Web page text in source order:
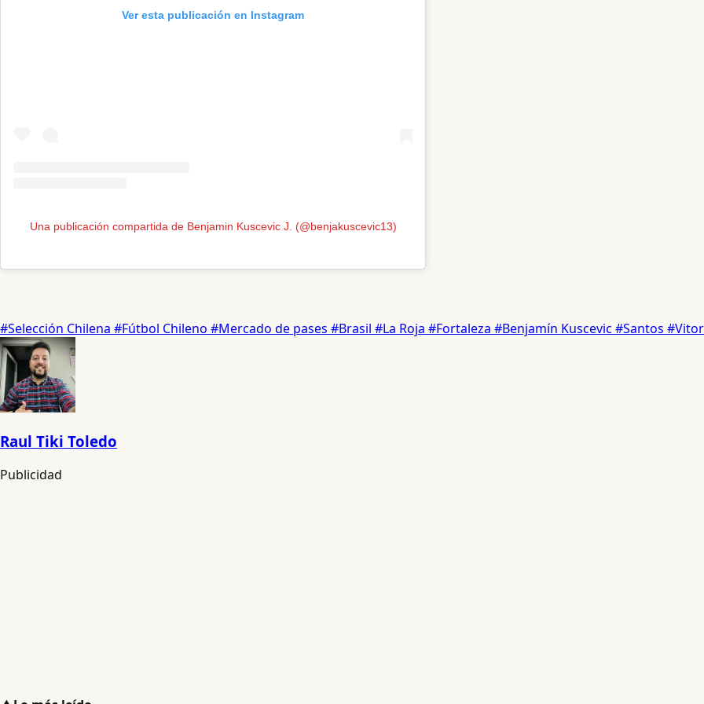
Ver esta publicación en Instagram
Una publicación compartida de Benjamin Kuscevic J. (@benjakuscevic13)
#Selección Chilena #Fútbol Chileno #Mercado de pases #Brasil #La Roja #Fortaleza #Benjamín Kuscevic #Santos
Raul Tiki Toledo
Publicidad